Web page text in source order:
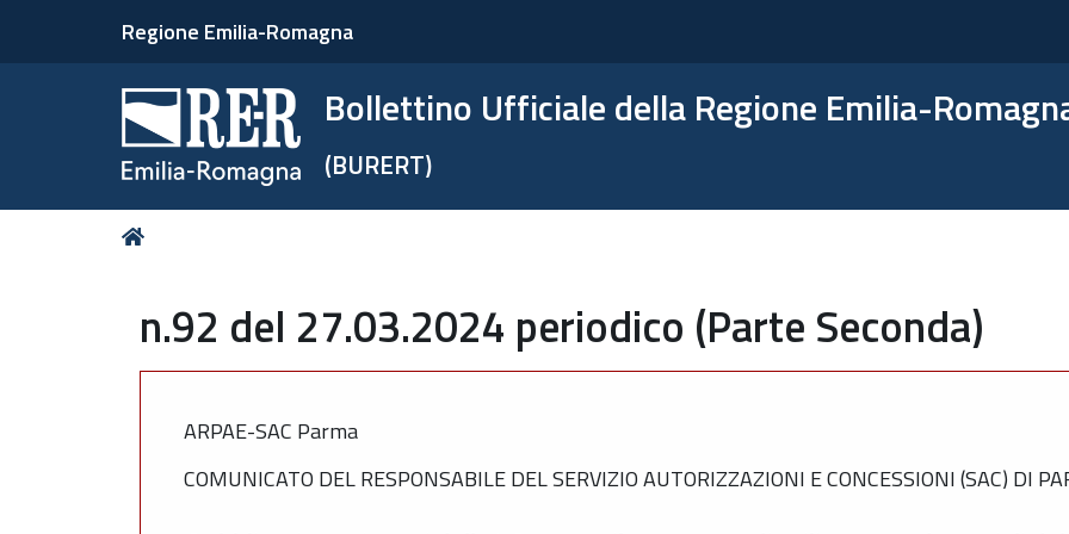
Regione Emilia-Romagna
Bollettino Ufficiale della Regione Emilia-
(BURERT)
Tu
n.92 del 27.03.2024 periodico (Parte Seconda)
ARPAE-SAC Parma
COMUNICATO DEL RESPONSABILE DEL SERVIZIO AUTORIZZAZIONI E CONCESSIONI (SAC) DI